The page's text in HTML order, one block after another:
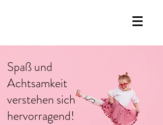
Spaß und
Achtsamkeit
verstehen sich
hervorragend!